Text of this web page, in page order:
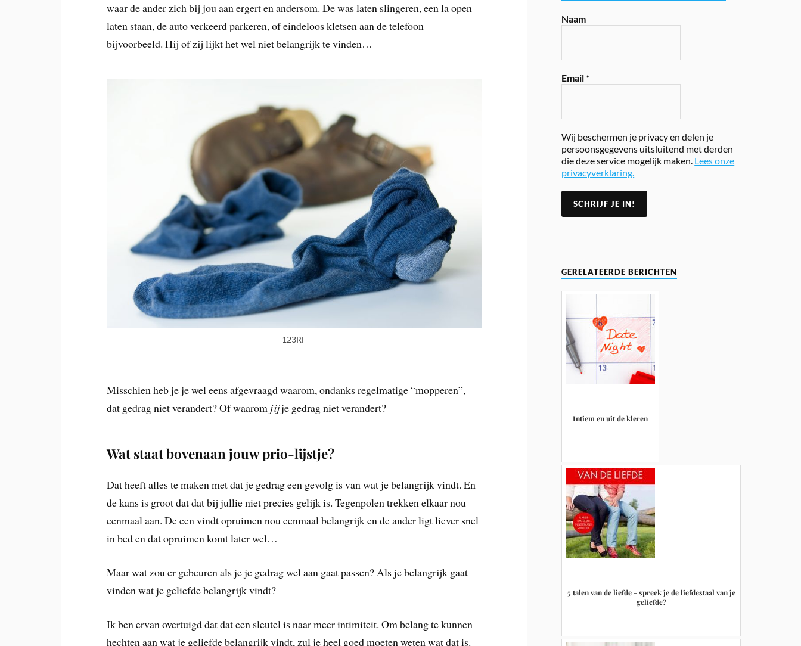
waar de ander zich bij jou aan ergert en andersom. De was laten slingeren, een la open
laten staan, de auto verkeerd parkeren, of eindeloos kletsen aan de telefoon
bijvoorbeeld. Hij of zij lijkt het wel niet belangrijk te vinden…
123RF
Misschien heb je je wel eens afgevraagd waarom, ondanks regelmatige “mopperen”,
dat gedrag niet verandert? Of waarom jijje gedrag niet verandert?
Wat staat bovenaan jouw prio-lijstje?
Dat heeft alles te maken met dat je gedrag een gevolg is van wat je belangrijk vindt. En
de kans is groot dat dat bij jullie niet precies gelijk is. Tegenpolen trekken elkaar nou
eenmaal aan. De een vindt opruimen nou eenmaal belangrijk en de ander ligt liever snel
in bed en dat opruimen komt later wel…
Maar wat zou er gebeuren als je je gedrag wel aan gaat passen? Als je belangrijk gaat
vinden wat je geliefde belangrijk vindt?
Ik ben ervan overtuigd dat dat een sleutel is naar meer intimiteit. Om belang te kunnen
hechten aan wat je geliefde belangrijk vindt, zul je heel goed moeten weten wat dat is.
Naam
Email*
Wij beschermen je privacy en delen je
persoonsgegevens uitsluitend met derden
die deze service mogelijk maken. Lees onze
privacyverklaring.
GERELATEERDE BERICHTEN
Intiem en uit de kleren
5 talen van de liefde - spreek je de liefdestaal van je
geliefde?